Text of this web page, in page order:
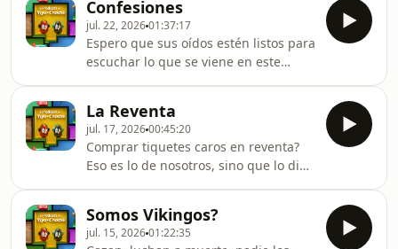
Confesiones
jul. 22, 202601:37:17
Espero que sus oídos estén listos para
escuchar lo que se viene en este
La Reventa
jul. 17, 202600:45:20
Comprar tiquetes caros en reventa?
Eso es lo de nosotros, sino que lo diga
Somos Vikingos?
jul. 15, 202601:22:35